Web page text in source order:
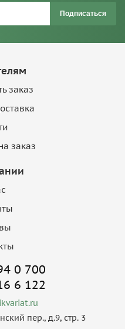
Подписаться
заказ
заказ
0 700
6 122
пер., д.9, стр. 3